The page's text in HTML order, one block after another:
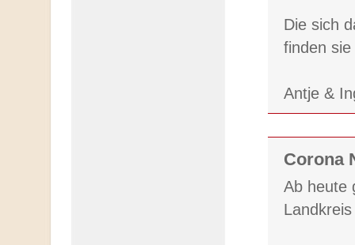
Die sich
finden sie
Antje &
Corona
Ab heute